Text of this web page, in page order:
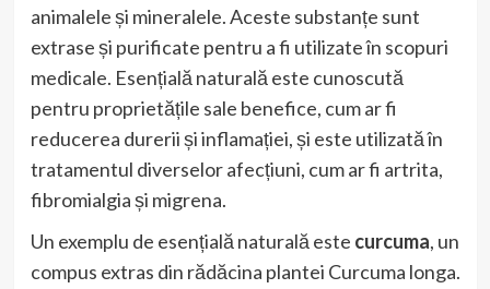
animalele și mineralele. Aceste substanțe sunt
extrase și purificate pentru a fi utilizate în scopuri
medicale. Esențială naturală este cunoscută
pentru proprietățile sale benefice, cum ar fi
reducerea durerii și inflamației, și este utilizată în
tratamentul diverselor afecțiuni, cum ar fi artrita,
fibromialgia și migrena.
Un exemplu de esențială naturală este curcuma, un
compus extras din rădăcina plantei Curcuma longa.